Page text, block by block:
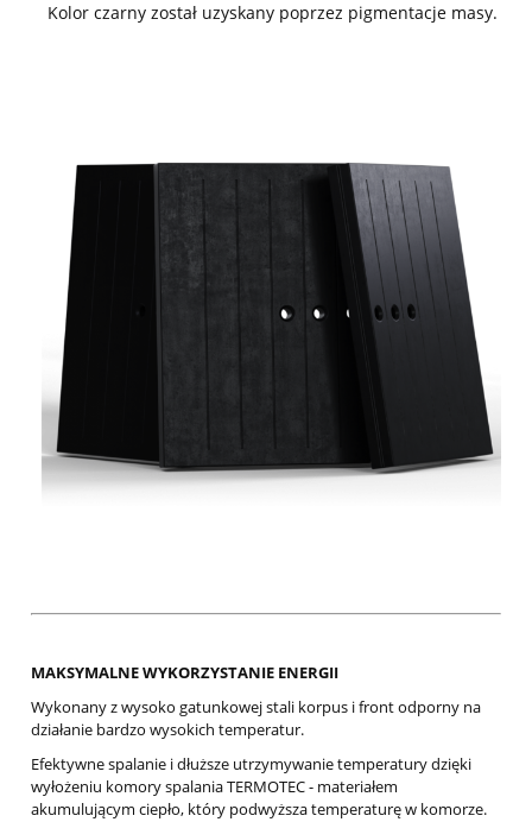
Kolor czarny został uzyskany poprzez pigmentacje masy.
MAKSYMALNE WYKORZYSTANIE ENERGII
Wykonany z wysoko gatunkowej stali korpus i front odporny na
działanie bardzo wysokich temperatur.
Efektywne spalanie i dłuższe utrzymywanie temperatury dzięki
wyłożeniu komory spalania TERMOTEC - materiałem
akumulującym ciepło, który podwyższa temperaturę w komorze.